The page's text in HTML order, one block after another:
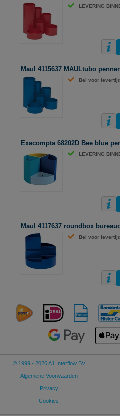
LEVERING
Maul 4115637 MAULtubo
Bel voor
Exacompta 68202D Bee blue
LEVERING
Maul 4117637 roundbox
Bel voor
© 1999 - 2026 A1 Interflow BV
Algemene Voorwaarden
Privacy
Cookies